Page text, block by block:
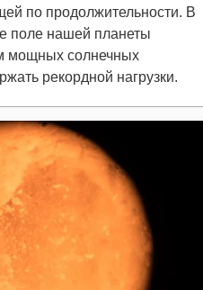
по продолжительности. В
поле нашей планеты
мощных солнечных
рекордной нагрузки.